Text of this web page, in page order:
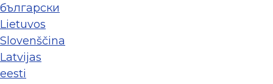
български
Lietuvos
Slovenščina
Latvijas
eesti